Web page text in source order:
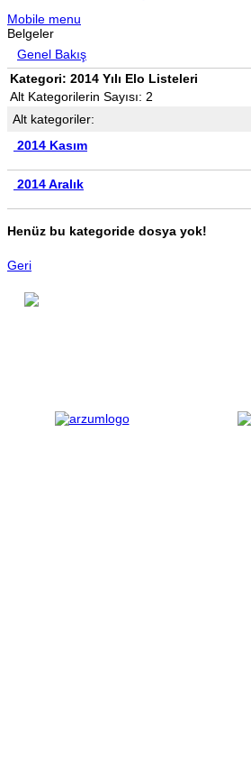
Mobile menu
Belgeler
Genel Bakış
Kategori: 2014 Yılı Elo Listeleri
Alt Kategorilerin Sayısı: 2
Alt kategoriler:
2014 Kasım
2014 Aralık
Henüz bu kategoride dosya yok!
Geri